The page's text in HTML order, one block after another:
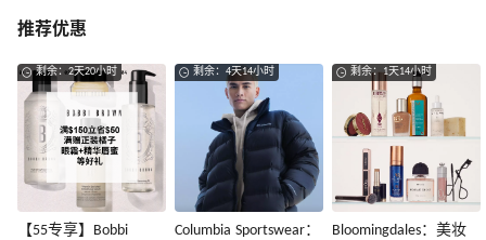
推荐优惠
剩余：2天20小时
【55专享】Bobbi
剩余：4天14小时
Columbia Sportswear：
剩余：1天14小时
Bloomingdales：美妆